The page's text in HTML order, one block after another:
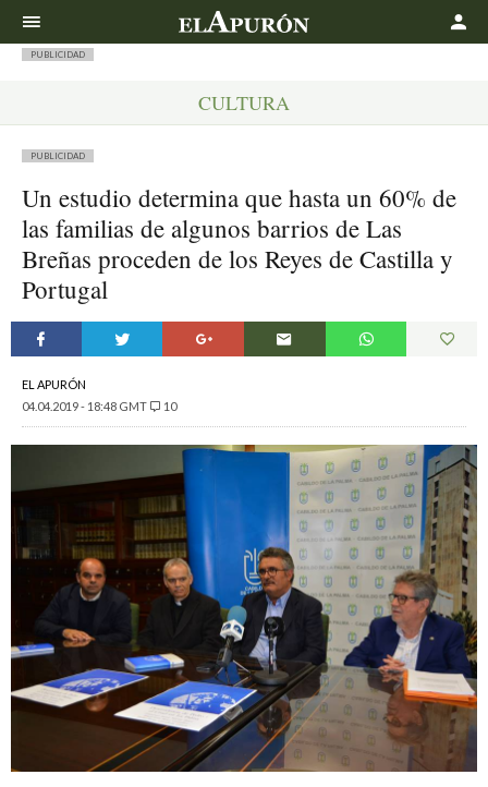
PUBLICIDAD
CULTURA
PUBLICIDAD
Un estudio determina que hasta un 60% de
las familias de algunos barrios de Las
Breñas proceden de los Reyes de Castilla y
Portugal
EL APURÓN
04.04.2019 - 18:48 GMT
10